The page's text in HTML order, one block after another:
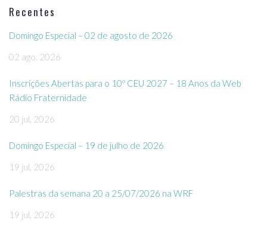
Recentes
Domingo Especial – 02 de agosto de 2026
02 ago, 2026
Inscrições Abertas para o 10º CEU 2027 – 18 Anos da Web
Rádio Fraternidade
20 jul, 2026
Domingo Especial – 19 de julho de 2026
19 jul, 2026
Palestras da semana 20 a 25/07/2026 na WRF
19 jul, 2026